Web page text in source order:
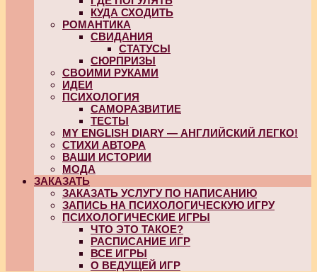
КУДА СХОДИТЬ
РОМАНТИКА
СВИДАНИЯ
СТАТУСЫ
СЮРПРИЗЫ
СВОИМИ РУКАМИ
ИДЕИ
ПСИХОЛОГИЯ
САМОРАЗВИТИЕ
ТЕСТЫ
MY ENGLISH DIARY — АНГЛИЙСКИЙ ЛЕГКО!
СТИХИ АВТОРА
ВАШИ ИСТОРИИ
МОДА
ЗАКАЗАТЬ
ЗАКАЗАТЬ УСЛУГУ ПО НАПИСАНИЮ
ЗАПИСЬ НА ПСИХОЛОГИЧЕСКУЮ ИГРУ
ПСИХОЛОГИЧЕСКИЕ ИГРЫ
ЧТО ЭТО ТАКОЕ?
РАСПИСАНИЕ ИГР
ВСЕ ИГРЫ
О ВЕДУЩЕЙ ИГР